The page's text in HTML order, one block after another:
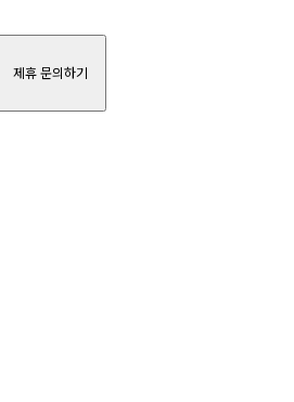
제휴 문의하기